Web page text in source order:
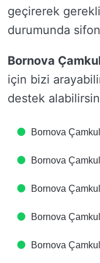
geçirerek gerekli
durumunda
Bornova
için bizi
destek
Bornova
Bornova
Bornova
Bornova
Bornova